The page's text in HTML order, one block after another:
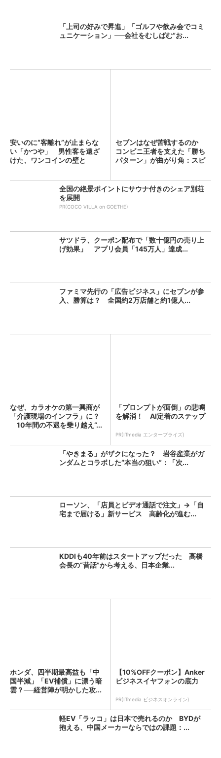
「上司の好みで昇進」「ゴルフや飲み会でコミ
ュニケーション」──会社をむしばむ“お...
安いのに“客離れ”が止まらな
い「かつや」 男性客を遠ざ
けた、ワンコインの壁と
セブンはなぜ苦戦するのか
コンビニ王者を支えた「勝ち
パターン」が曲がり角：スピ
全国の絶景ポイントにサウナ付きのシェア別荘
を展開
PR(COCO VILLA on GOETHE)
サツドラ、クーポン配布で「数十億円の売り上
げ効果」 アプリ会員「145万人」達成...
ファミマ先行の「広告ビジネス」にセブンが参
入、勝算は？ 全国約2万店舗と約1億人...
なぜ、カラオケの第一興商が
「介護現場のインフラ」に？
10年間の不遇を乗り越え“...
「プロンプトが面倒」の悲鳴
を解消！ AI定着のステップ
PR(ITmedia エンタープライズ)
「やきまる」がザクになった？ 岩谷産業がガ
ンダムとコラボした“本当の狙い”：「次...
ローソン、「店員とビデオ通話で注文」→「自
宅まで届ける」新サービス 高齢化が進む...
KDDIも40年前はスタートアップだった 高橋
会長の“昔話”から考える、日本企業...
ホンダ、四半期最高益も「中
国半減」「EV補償」に漂う暗
雲？──経営陣が明かした攻...
【10%OFFクーポン】Anker
ビジネスイヤフォンの底力
PR(ITmedia ビジネスオンライン)
軽EV「ラッコ」は日本で売れるのか BYDが
抱える、中国メーカーならではの課題：...